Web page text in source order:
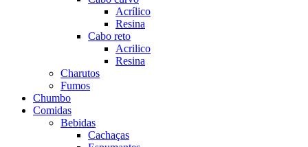
Acrílico
Resina
Cabo reto
Acrilico
Resina
Charutos
Fumos
Chumbo
Comidas
Bebidas
Cachaças